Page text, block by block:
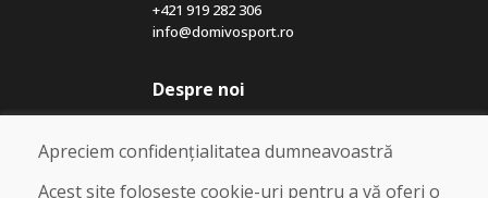
+421 919 282 306
info@domivosport.ro
Despre noi
Blog
Despre noi
Magazin
Contact
Apreciem confidențialitatea dumneavoastră
Acest site folosește cookie-uri pentru a vă oferi o